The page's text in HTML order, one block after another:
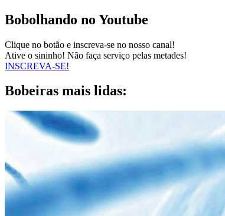
Bobolhando no Youtube
Clique no botão e inscreva-se no nosso canal!
Ative o sininho! Não faça serviço pelas metades!
INSCREVA-SE!
Bobeiras mais lidas: